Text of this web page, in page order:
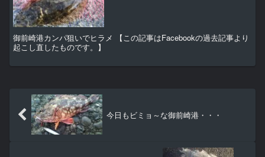
御前崎港カンパ狙いでヒラメ 【この記事はFacebookの過去記事より
起こし直したものです。】
今日もビミョ～な御前崎港・・・